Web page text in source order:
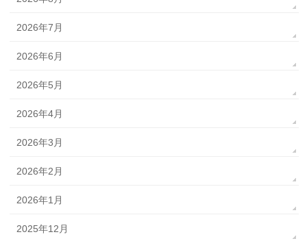
2026年7月
2026年6月
2026年5月
2026年4月
2026年3月
2026年2月
2026年1月
2025年12月